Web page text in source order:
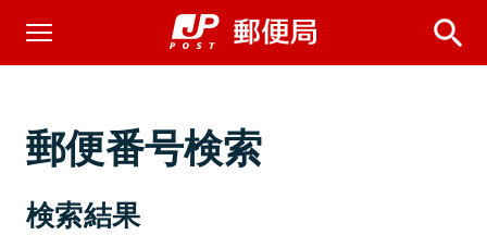
郵便番号検索
検索結果